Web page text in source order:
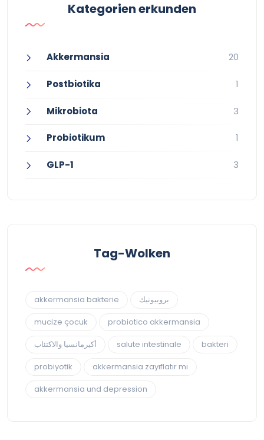
Kategorien erkunden
Akkermansia 20
Postbiotika 1
Mikrobiota 3
Probiotikum 1
GLP-1 3
Tag-Wolken
akkermansia bakterie
بروبيوتيك
mucize çocuk
probiotico akkermansia
أكيرمانسيا والاكتئاب
salute intestinale
bakteri
probiyotik
akkermansia zayıflatır mı
akkermansia und depression